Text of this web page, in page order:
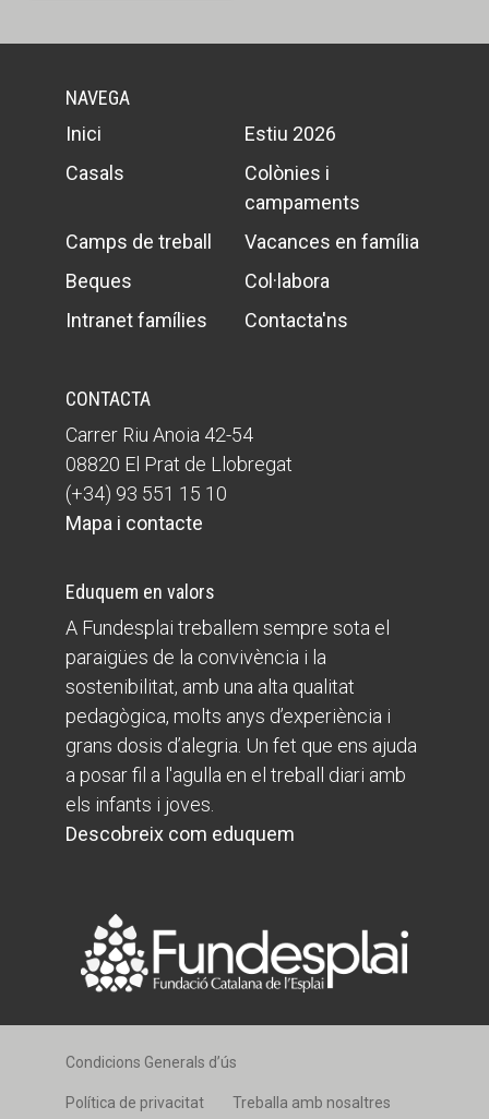
NAVEGA
Inici
Estiu 2026
Casals
Colònies i
campaments
Camps de treball
Vacances en família
Beques
Col·labora
Intranet famílies
Contacta'ns
CONTACTA
Carrer Riu Anoia 42-54
08820 El Prat de Llobregat
(+34) 93 551 15 10
Mapa i contacte
Eduquem en valors
A Fundesplai treballem sempre sota el
paraigües de la convivència i la
sostenibilitat, amb una alta qualitat
pedagògica, molts anys d’experiència i
grans dosis d’alegria. Un fet que ens ajuda
a posar fil a l'agulla en el treball diari amb
els infants i joves.
Descobreix com eduquem
Condicions Generals d’ús
Política de privacitat Treballa amb nosaltres